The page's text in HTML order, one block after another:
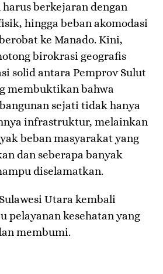
harus berkejaran dengan
hingga beban akomodasi
ke Manado. Kini,
birokrasi geografis
solid antara Pemprov Sulut
membuktikan bahwa
sejati tidak hanya
infrastruktur, melainkan
beban masyarakat yang
dan seberapa banyak
diselamatkan.
Utara kembali
pelayanan kesehatan yang
membumi.